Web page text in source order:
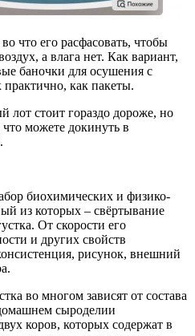
что его расфасовать, чтобы
а влага нет. Как вариант,
баночки для осушения с
как пакеты.
лот стоит гораздо дороже, но
можете докинуть в
биохимических и физико-
из которых – свёртывание
От скорости его
и других свойств
рисунок, внешний
во многом зависят от состава
сыроделии
коров, которых содержат в